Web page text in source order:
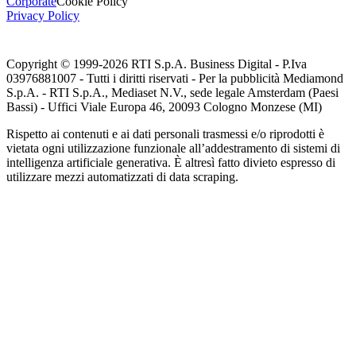
Privacy Policy
Copyright © 1999-2026 RTI S.p.A. Business Digital - P.Iva
03976881007 - Tutti i diritti riservati - Per la pubblicità Mediamond
S.p.A. - RTI S.p.A., Mediaset N.V., sede legale Amsterdam (Paesi
Bassi) - Uffici Viale Europa 46, 20093 Cologno Monzese (MI)
Rispetto ai contenuti e ai dati personali trasmessi e/o riprodotti è
vietata ogni utilizzazione funzionale all’addestramento di sistemi di
intelligenza artificiale generativa. È altresì fatto divieto espresso di
utilizzare mezzi automatizzati di data scraping.